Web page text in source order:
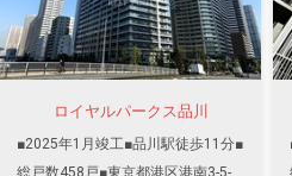
ロイヤルパークス品川
■2025年1月竣工■品川駅徒歩11分■
総戸数458戸■東京都港区港南3-5-